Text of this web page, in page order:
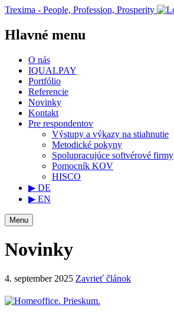
Trexima - People, Profession, Prosperity
Hlavné menu
O nás
IQUALPAY
Portfólio
Referencie
Novinky
Kontakt
Pre respondentov
Výstupy a výkazy na stiahnutie
Metodické pokyny
Spolupracujúce softvérové firmy
Pomocník KOV
HISCO
▶ DE
▶ EN
Menu
Novinky
4. september 2025 Zavrieť článok